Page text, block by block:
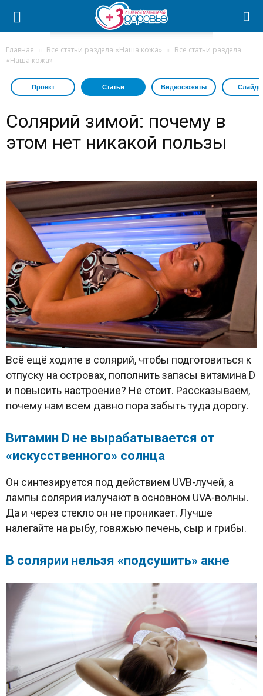
Главная Все статьи раздела «Наша кожа»
Все статьи раздела
«Наша кожа»
Проект Статьи Видеосюжеты
Солярий зимой: почему в
этом нет никакой пользы
Всё ещё ходите в солярий, чтобы подготовиться к
отпуску на островах, пополнить запасы витамина D
и повысить настроение? Не стоит. Рассказываем,
почему нам всем давно пора забыть туда дорогу.
Витамин D не вырабатывается от
«искусственного» солнца
Он синтезируется под действием UVB-лучей, а
лампы солярия излучают в основном UVA-волны.
Да и через стекло он не проникает. Лучше
налегайте на рыбу, говяжью печень, сыр и грибы.
В солярии нельзя «подсушить» акне